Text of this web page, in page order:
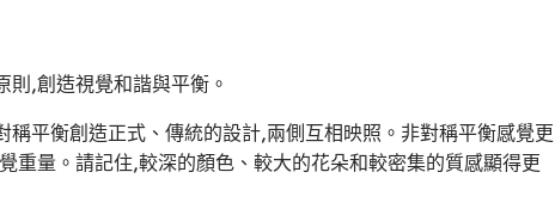
,創造視覺和諧與平衡。
平衡創造正式、傳統的設計,兩側互相映照。非對稱平衡感覺更
重量。請記住,較深的顏色、較大的花朵和較密集的質感顯得更